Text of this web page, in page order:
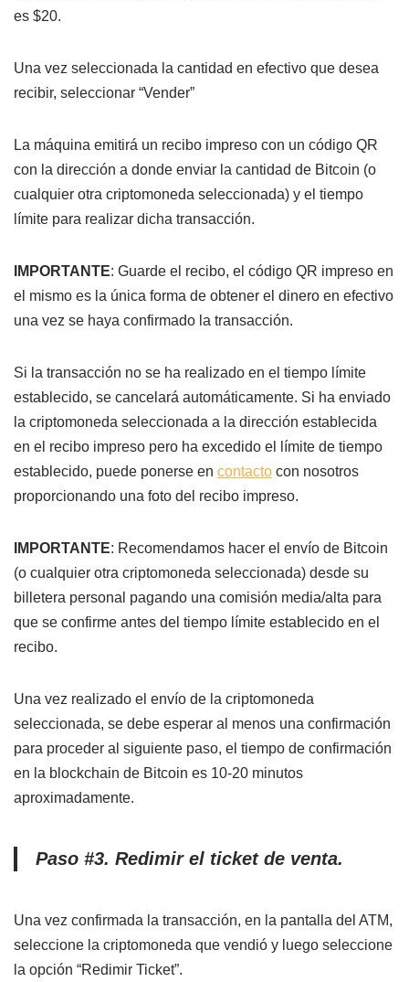
es $20.
Una vez seleccionada la cantidad en efectivo que desea
recibir, seleccionar “Vender”
La máquina emitirá un recibo impreso con un código QR
con la dirección a donde enviar la cantidad de Bitcoin (o
cualquier otra criptomoneda seleccionada) y el tiempo
límite para realizar dicha transacción.
IMPORTANTE: Guarde el recibo, el código QR impreso en
el mismo es la única forma de obtener el dinero en efectivo
una vez se haya confirmado la transacción.
Si la transacción no se ha realizado en el tiempo límite
establecido, se cancelará automáticamente. Si ha enviado
la criptomoneda seleccionada a la dirección establecida
en el recibo impreso pero ha excedido el límite de tiempo
establecido, puede ponerse en contacto con nosotros
proporcionando una foto del recibo impreso.
IMPORTANTE: Recomendamos hacer el envío de Bitcoin
(o cualquier otra criptomoneda seleccionada) desde su
billetera personal pagando una comisión media/alta para
que se confirme antes del tiempo límite establecido en el
recibo.
Una vez realizado el envío de la criptomoneda
seleccionada, se debe esperar al menos una confirmación
para proceder al siguiente paso, el tiempo de confirmación
en la blockchain de Bitcoin es 10-20 minutos
aproximadamente.
Paso #3. Redimir el ticket de venta.
Una vez confirmada la transacción, en la pantalla del ATM,
seleccione la criptomoneda que vendió y luego seleccione
la opción “Redimir Ticket”.